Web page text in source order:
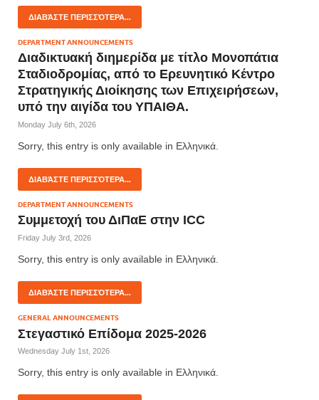
ΔΙΑΒΆΣΤΕ ΠΕΡΙΣΣΌΤΕΡΑ...
DEPARTMENT ANNOUNCEMENTS
Διαδικτυακή διημερίδα με τίτλο Μονοπάτια
Σταδιοδρομίας, από το Ερευνητικό Κέντρο
Στρατηγικής Διοίκησης των Επιχειρήσεων,
υπό την αιγίδα του ΥΠΑΙΘΑ.
Monday July 6th, 2026
Sorry, this entry is only available in Ελληνικά.
ΔΙΑΒΆΣΤΕ ΠΕΡΙΣΣΌΤΕΡΑ...
DEPARTMENT ANNOUNCEMENTS
Συμμετοχή του ΔιΠαΕ στην ICC
Friday July 3rd, 2026
Sorry, this entry is only available in Ελληνικά.
ΔΙΑΒΆΣΤΕ ΠΕΡΙΣΣΌΤΕΡΑ...
GENERAL ANNOUNCEMENTS
Στεγαστικό Επίδομα 2025-2026
Wednesday July 1st, 2026
Sorry, this entry is only available in Ελληνικά.